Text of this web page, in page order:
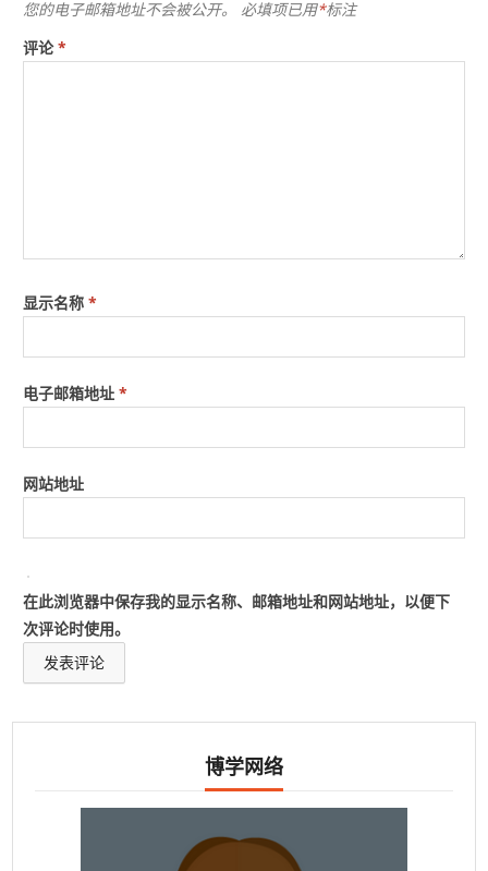
您的电子邮箱地址不会被公开。 必填项已用*标注
评论*
显示名称*
电子邮箱地址*
网站地址
在此浏览器中保存我的显示名称、邮箱地址和网站地址，以便下
次评论时使用。
博学网络